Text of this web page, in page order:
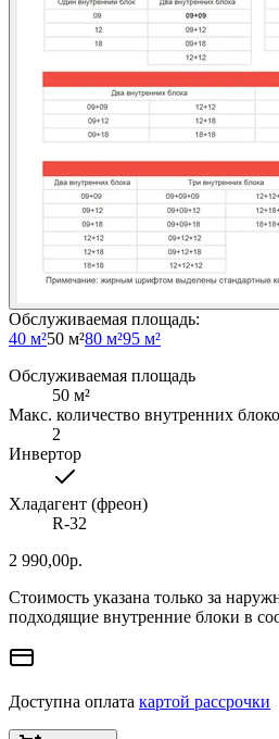
Обслуживаемая площадь:
40 м²50 м²80 м²95 м²
Обслуживаемая площадь
50 м²
Макс. количество внутренних
2
Инвертор
Хладагент (фреон)
R-32
2 990,00р.
Стоимость указана только за
подходящие внутренние блоки в
Доступна оплата картой рассрочки